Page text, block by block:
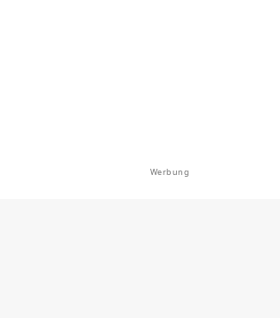
Werbung